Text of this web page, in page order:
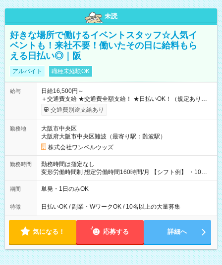
未読
好きな場所で働けるイベントスタッフ☆人気イ
ベントも！来社不要！働いたその日に給料もら
える日払い◎｜阪
アルバイト 職種未経験OK
給与
日給16,500円～
＋交通費支給 ★交通費全額支給！ ★日払いOK！（規定あり） ┗
働いたその日に現金GET♪ お仕事後はコンビニATMから 日払
交通費別途支給あり
勤務地
大阪市中央区
大阪府大阪市中央区難波（最寄り駅：難波駅）
株式会社ワンベルウッズ
勤務時間
勤務時間は指定なし
変形労働時間制 想定労働時間160時間/月 【シフト例】 ・10：
00～20：00
期間 単発・1日のみOK
特徴 日払いOK / 副業・WワークOK / 10名以上の大量募集
気になる！ 応募する 詳細へ